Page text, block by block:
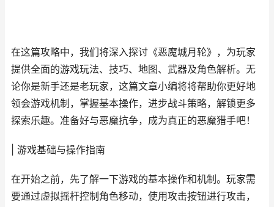
在这篇攻略中，我们将深入探讨《恶魔城月轮》，为玩家
提供全面的游戏玩法、技巧、地图、武器及角色解析。无
论你是新手还是老玩家，这篇文章小编将将帮助你更好地
领会游戏机制，掌握基本操作，进步战斗策略，解锁更多
探索乐趣。准备好与恶魔抗争，成为真正的恶魔猎手吧！
| 游戏基础与操作指南
在开始之前，先了解一下游戏的基本操作和机制。玩家需
要通过虚拟摇杆控制角色移动，使用攻击按钮进行攻击，